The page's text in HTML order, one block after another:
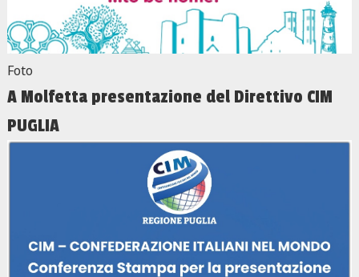
Foto
A Molfetta presentazione del Direttivo CIM
PUGLIA